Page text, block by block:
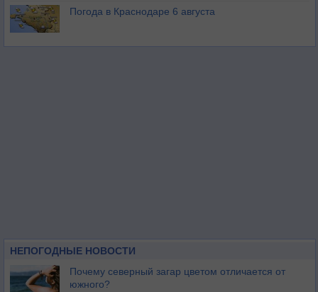
Погода в Краснодаре 6 августа
НЕПОГОДНЫЕ НОВОСТИ
Почему северный загар цветом отличается от
южного?